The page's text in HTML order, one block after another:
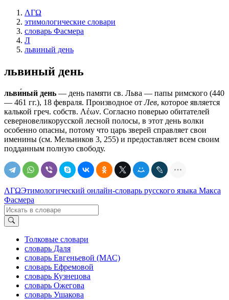
ΛΓΩ
этимологические словари
словарь Фасмера
Л
львиный день
львиный день
льви́ный день — день памяти св. Льва — папы римского (440
— 461 гг.), 18 февраля. Производное отЛев, которое является
калькой греч. собств. Λέων. Согласно поверью обитателей
северновеликорусской лесной полосы, в этот день волки
особенно опасны, потому что царь зверей справляет свои
именины (см. Мельников 3, 255) и предоставляет всем своим
подданным полную свободу.
ΛΓΩЭтимологический онлайн-словарь русского языка Макса
Фасмера
Толковые словари
словарь Даля
словарь Евгеньевой (МАС)
словарь Ефремовой
словарь Кузнецова
словарь Ожегова
словарь Ушакова